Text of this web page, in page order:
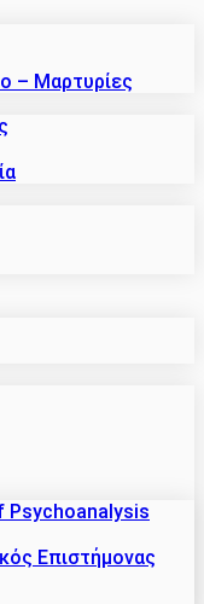
– Μαρτυρίες
Psychoanalysis
Επιστήμονας